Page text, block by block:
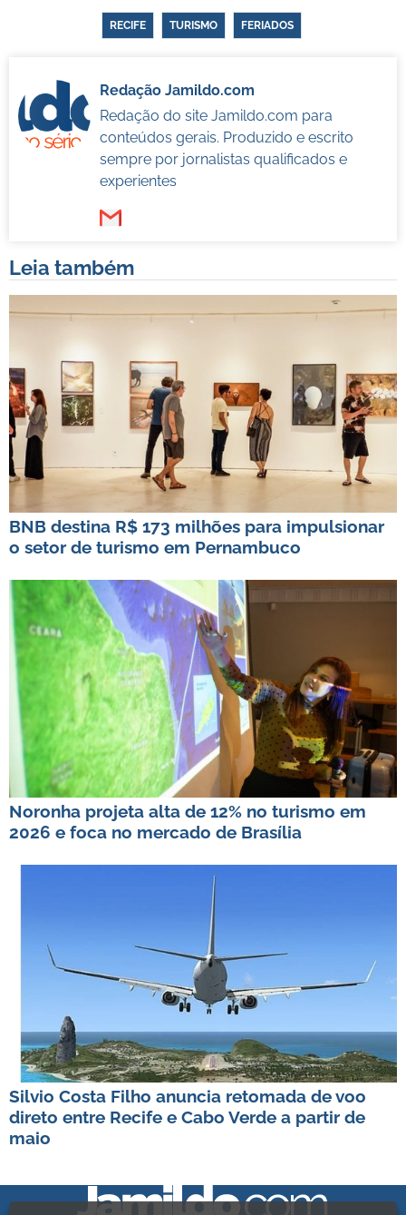
RECIFE TURISMO FERIADOS
Redação Jamildo.com
Redação do site Jamildo.com para
conteúdos gerais. Produzido e escrito
sempre por jornalistas qualificados e
experientes
Leia também
BNB destina R$ 173 milhões para impulsionar
o setor de turismo em Pernambuco
Noronha projeta alta de 12% no turismo em
2026 e foca no mercado de Brasília
Silvio Costa Filho anuncia retomada de voo
direto entre Recife e Cabo Verde a partir de
maio